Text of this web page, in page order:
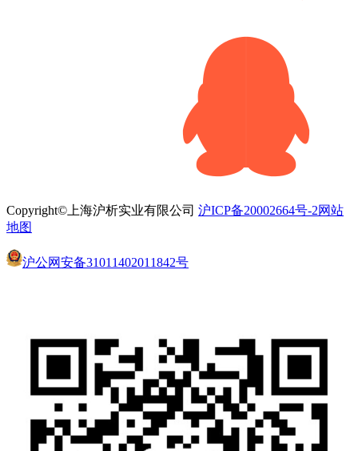
Copyright©上海沪析实业有限公司 沪ICP备20002664号-2网站
地图
沪公网安备31011402011842号